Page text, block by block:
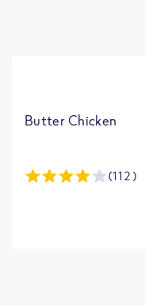
Butter Chicken
(112)